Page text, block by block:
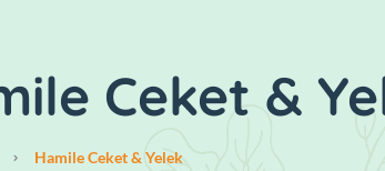
Ceket &
Hamile Ceket & Yelek